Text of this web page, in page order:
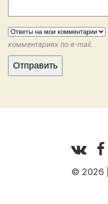
комментариях по e-mail.
© 2026 |